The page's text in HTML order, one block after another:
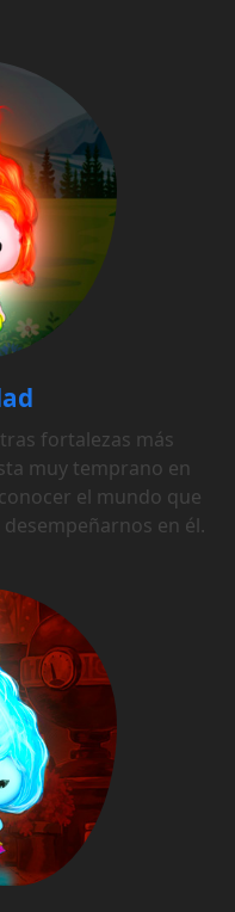
fortalezas más
muy temprano en
el mundo que
en él.